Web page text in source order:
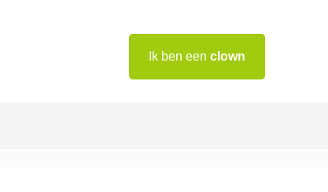
Ik ben een clown